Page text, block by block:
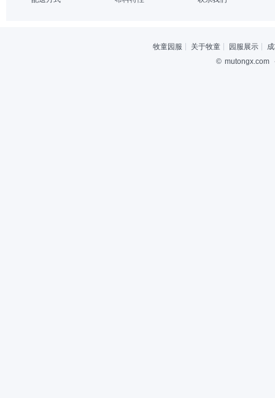
牧童园服 关于牧童 园服展示
© mutongx.com